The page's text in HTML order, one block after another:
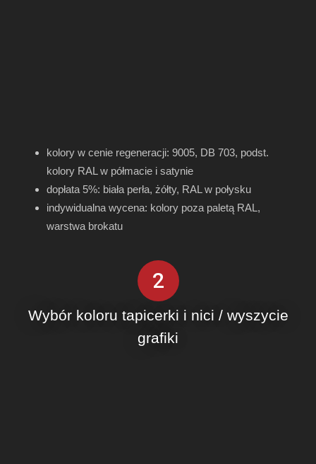
kolory w cenie regeneracji: 9005, DB 703, podst.
kolory RAL w półmacie i satynie
dopłata 5%: biała perła, żółty, RAL w połysku
indywidualna wycena: kolory poza paletą RAL,
warstwa brokatu
2
Wybór koloru tapicerki i nici / wyszycie
grafiki